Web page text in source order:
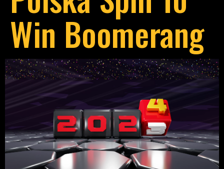
Win Boomerang